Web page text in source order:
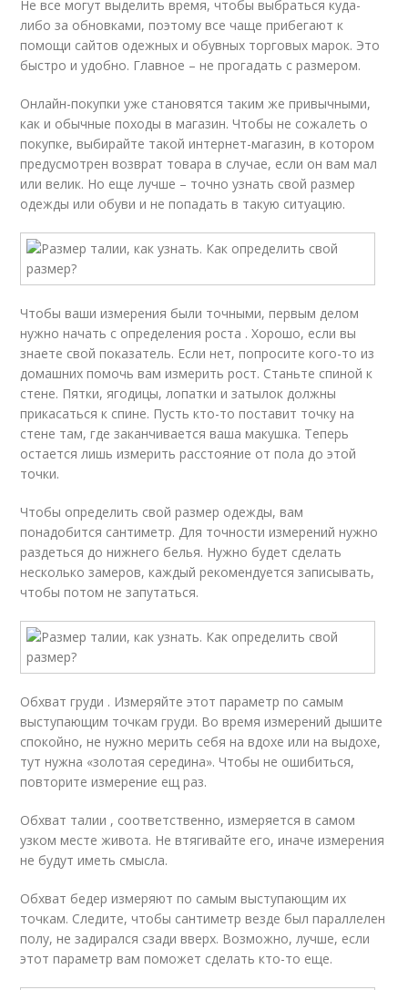
Не все могут выделить время, чтобы выбраться куда-
либо за обновками, поэтому все чаще прибегают к
помощи сайтов одежных и обувных торговых марок. Это
быстро и удобно. Главное – не прогадать с размером.
Онлайн-покупки уже становятся таким же привычными,
как и обычные походы в магазин. Чтобы не сожалеть о
покупке, выбирайте такой интернет-магазин, в котором
предусмотрен возврат товара в случае, если он вам мал
или велик. Но еще лучше – точно узнать свой размер
одежды или обуви и не попадать в такую ситуацию.
Чтобы ваши измерения были точными, первым делом
нужно начать с определения роста . Хорошо, если вы
знаете свой показатель. Если нет, попросите кого-то из
домашних помочь вам измерить рост. Станьте спиной к
стене. Пятки, ягодицы, лопатки и затылок должны
прикасаться к спине. Пусть кто-то поставит точку на
стене там, где заканчивается ваша макушка. Теперь
остается лишь измерить расстояние от пола до этой
точки.
Чтобы определить свой размер одежды, вам
понадобится сантиметр. Для точности измерений нужно
раздеться до нижнего белья. Нужно будет сделать
несколько замеров, каждый рекомендуется записывать,
чтобы потом не запутаться.
Обхват груди . Измеряйте этот параметр по самым
выступающим точкам груди. Во время измерений дышите
спокойно, не нужно мерить себя на вдохе или на выдохе,
тут нужна «золотая середина». Чтобы не ошибиться,
повторите измерение ещ раз.
Обхват талии , соответственно, измеряется в самом
узком месте живота. Не втягивайте его, иначе измерения
не будут иметь смысла.
Обхват бедер измеряют по самым выступающим их
точкам. Следите, чтобы сантиметр везде был параллелен
полу, не задирался сзади вверх. Возможно, лучше, если
этот параметр вам поможет сделать кто-то еще.